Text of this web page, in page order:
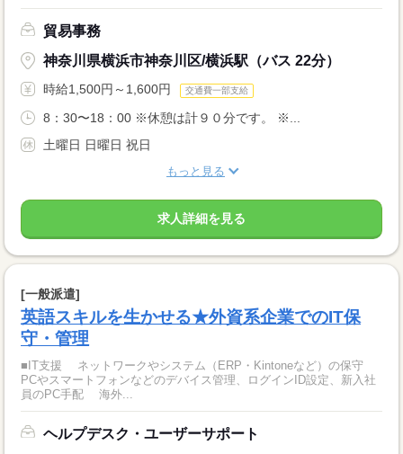
貿易事務
神奈川県横浜市神奈川区/横浜駅（バス 22分）
時給1,500円～1,600円 交通費一部支給
8：30〜18：00 ※休憩は計９０分です。 ※...
土曜日 日曜日 祝日
もっと見る
求人詳細を見る
[一般派遣]
英語スキルを生かせる★外資系企業でのIT保
守・管理
■IT支援 ネットワークやシステム（ERP・Kintoneなど）の保守
PCやスマートフォンなどのデバイス管理、ログインID設定、新入社
員のPC手配 海外...
ヘルプデスク・ユーザーサポート